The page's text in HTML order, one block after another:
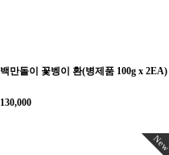
백만돌이 꽃벵이 환(병제품 100g x 2EA)
130,000
New